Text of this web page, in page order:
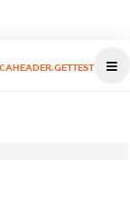
CAHEADER.GETTEST